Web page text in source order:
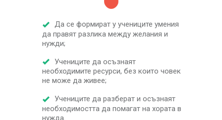
Да се формират у учениците умения
да правят разлика между желания и
нужди;
Учениците да осъзнаят
необходимите ресурси, без които човек
не може да живее;
Учениците да разберат и осъзнаят
необходимостта да помагат на хората в
нужда.